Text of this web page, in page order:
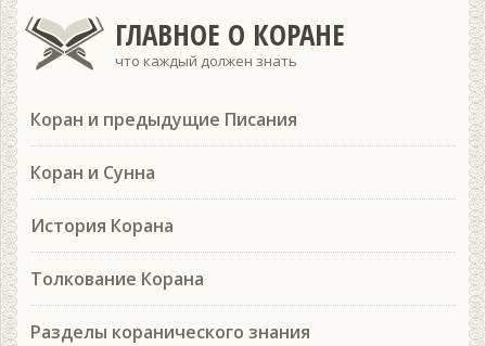
ГЛАВНОЕ О КОРАНЕ
что каждый должен знать
Коран и предыдущие Писания
Коран и Сунна
История Корана
Толкование Корана
Разделы коранического знания